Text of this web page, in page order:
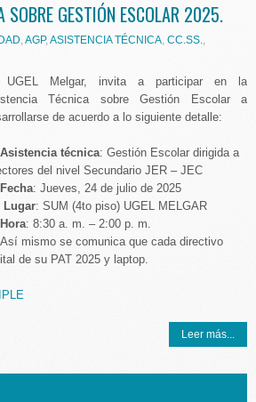
SOBRE GESTIÓN ESCOLAR 2025.
,AGP,ASISTENCIA TÉCNICA, CC.SS.,
UGEL Melgar, invita a participar en la
Técnica sobre Gestión Escolar a
de acuerdo a lo siguiente detalle:
Asistencia técnica: Gestión Escolar dirigida a
del nivel Secundario JER – JEC
Fecha: Jueves, 24 de julio de 2025
Lugar: SUM (4to piso) UGEL MELGAR
Hora: 8:30 a. m. – 2:00 p. m.
Así mismo se comunica que cada directivo
de su PAT 2025 y laptop.
Leer más...